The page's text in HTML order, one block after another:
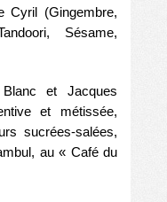
Cyril (Gingembre,
Sésame,
et Jacques
et métissée,
sucrées-salées,
au « Café du